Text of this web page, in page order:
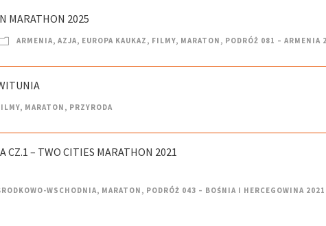
MARATHON 2025
ARMENIA, AZJA, EUROPA KAUKAZ , FILMY, MARATON , PODRÓŻ 081 – ARMENIA
, MARATON , PRZYRODA
CZ.1 – TWO CITIES MARATHON 2021
WSCHODNIA, MARATON , PODRÓŻ 043 – BOŚNIA I HERCEGOWINA 2021